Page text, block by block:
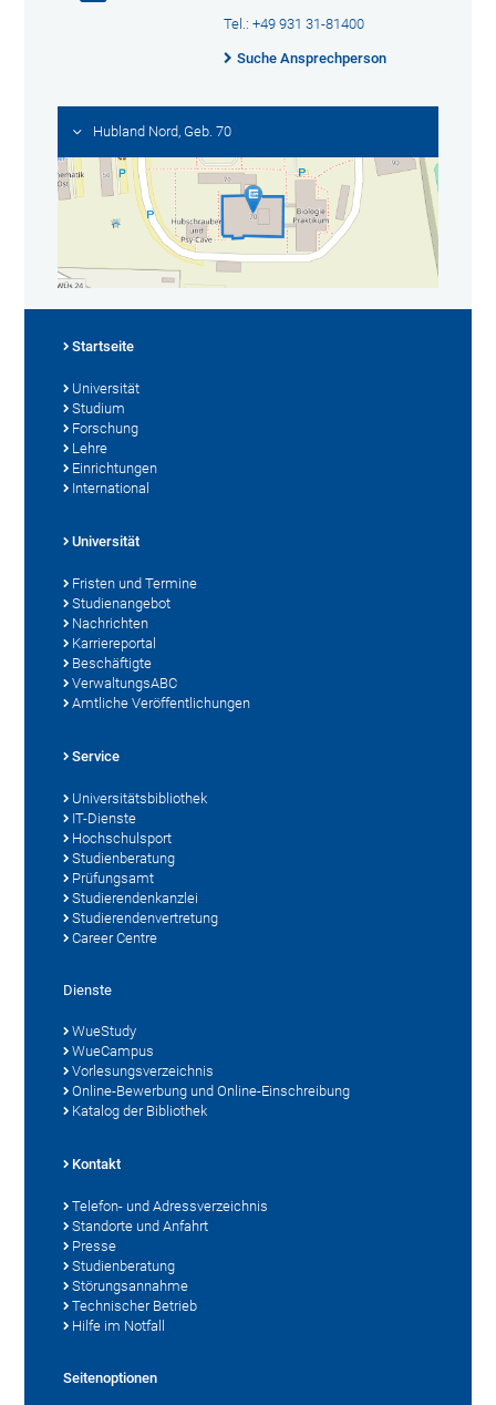
Tel.: +49 931 31-81400
Suche Ansprechperson
Hubland Nord, Geb. 70
Startseite
Universität
Studium
Forschung
Lehre
Einrichtungen
International
Universität
Fristen und Termine
Studienangebot
Nachrichten
Karriereportal
Beschäftigte
VerwaltungsABC
Amtliche Veröffentlichungen
Service
Universitätsbibliothek
IT-Dienste
Hochschulsport
Studienberatung
Prüfungsamt
Studierendenkanzlei
Studierendenvertretung
Career Centre
Dienste
WueStudy
WueCampus
Vorlesungsverzeichnis
Online-Bewerbung und Online-Einschreibung
Katalog der Bibliothek
Kontakt
Telefon- und Adressverzeichnis
Standorte und Anfahrt
Presse
Studienberatung
Störungsannahme
Technischer Betrieb
Hilfe im Notfall
Seitenoptionen